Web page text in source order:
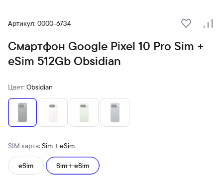
Артикул: 0000-6734
В
Смартфон Google Pixel 10 Pro Sim +
eSim 512Gb Obsidian
Цвет: Obsidian
SIM карта: Sim + eSim
eSim Sim + eSim